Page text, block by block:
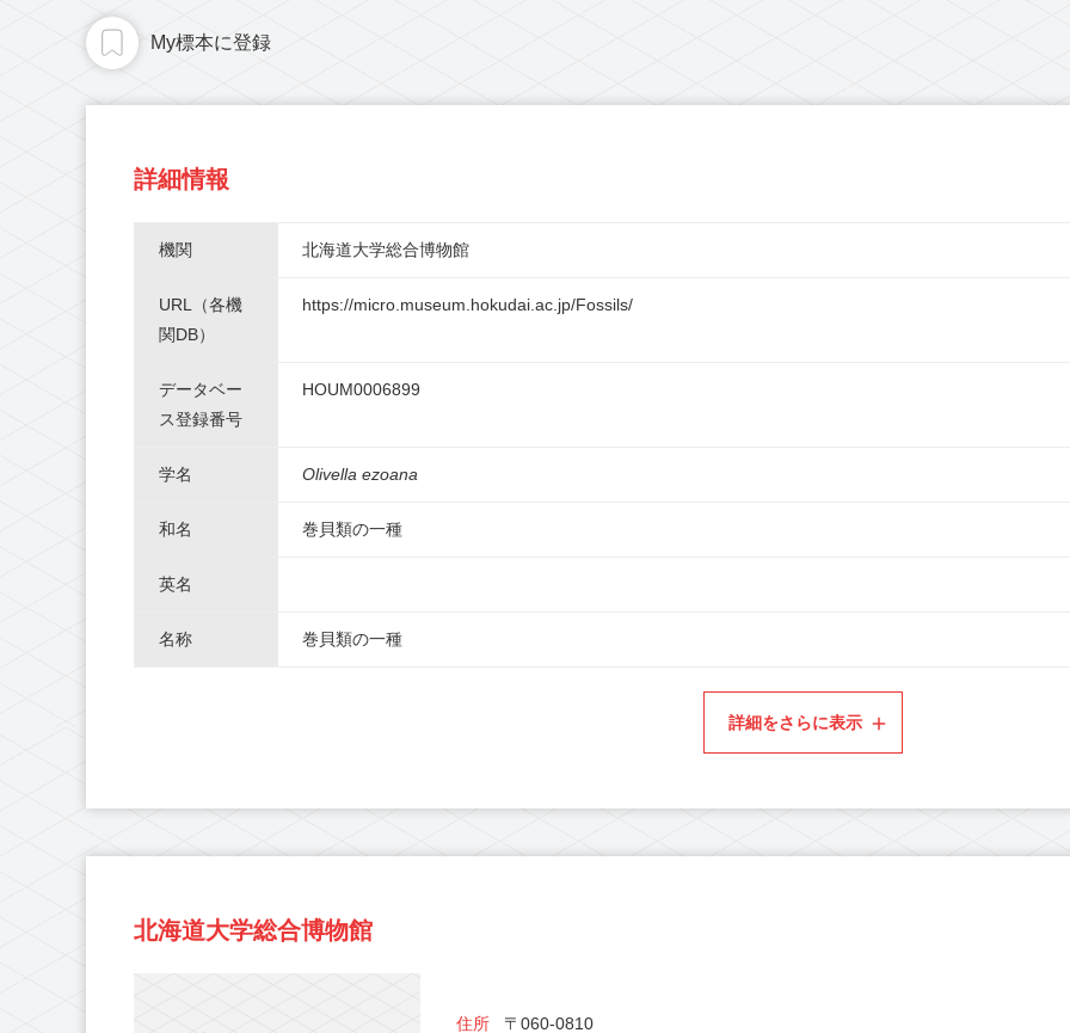
My標本に登録
詳細情報
機関 北海道大学総合博物館
URL（各機
関DB）
https://micro.museum.hokudai.ac.jp/Fossils/
データベー
ス登録番号
HOUM0006899
学名 Olivella ezoana
和名 巻貝類の一種
英名
名称 巻貝類の一種
詳細をさらに表示
北海道大学総合博物館
住所 〒060-0810